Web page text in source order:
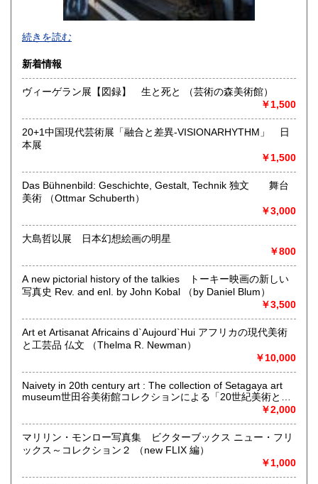
沿線名：-
最寄駅：-
営業時間：事務所(無店舗)、事務所併設のギャラリーのみ不
定期OPEN
定休日：古本屋として店舗営業はしていません。
https://www.kuragebunko.com/
取り扱い分野
哲学宗教、歴史、美術工芸、近代文献、趣味、古書一般（そ
続きを読む
新着情報
ヴィーゲラン展【図録】 生と死と （芸術の森美術館）
￥1,500
20+1中国現代芸術展「融合と差異-VISIONARHYTHM」 日
本展
￥1,500
Das Bühnenbild: Geschichte, Gestalt, Technik 独文 舞台
美術 （Ottmar Schuberth）
￥3,000
大島哲以展 日本幻想絵画の明星
￥800
A new pictorial history of the talkies トーキー映画の新しい
写真史 Rev. and enl. by John Kobal （by Daniel Blum）
￥3,500
Art et Artisanat Africains d`Aujourd`Hui アフリカの現代美術
と工芸品 仏文 （Thelma R. Newman）
￥10,000
Naivety in 20th century art : The collection of Setagaya art
museum世田谷美術館コレクションによる「20世紀美術と素
￥2,000
マリリン・モンロー写真集 ビクターブックス ニュー・フリ
ックス～コレクション２ （new FLIX 編）
￥1,000